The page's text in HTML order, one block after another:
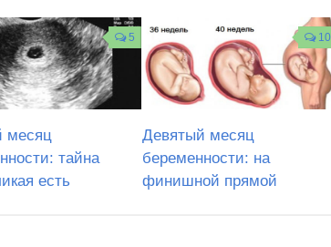
5
месяц
тайна
есть
10
Девятый месяц
беременности: на
финишной прямой